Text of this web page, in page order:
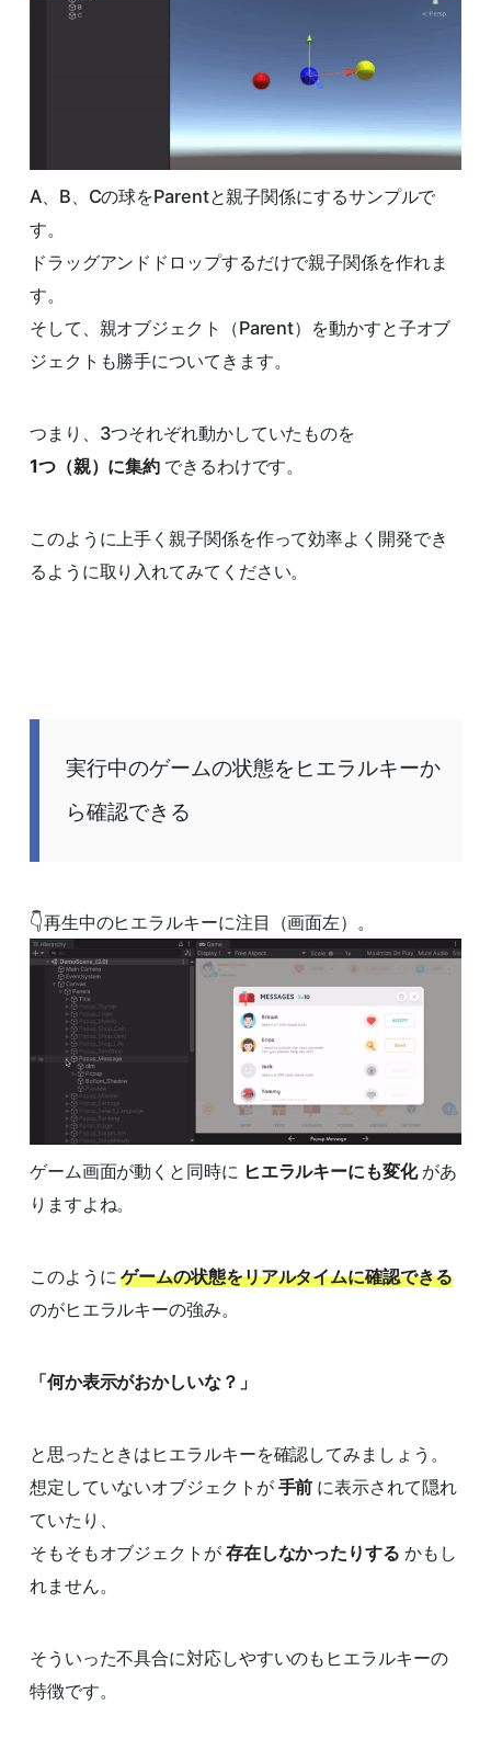
A、B、Cの球をParentと親子関係にするサンプルで
す。
ドラッグアンドドロップするだけで親子関係を作れま
す。
そして、親オブジェクト（Parent）を動かすと子オブ
ジェクトも勝手についてきます。
つまり、3つそれぞれ動かしていたものを
1つ（親）に集約 できるわけです。
このように上手く親子関係を作って効率よく開発でき
るように取り入れてみてください。
実行中のゲームの状態をヒエラルキーか
ら確認できる
👇再生中のヒエラルキーに注目（画面左）。
ゲーム画面が動くと同時に ヒエラルキーにも変化があ
りますよね。
このようにゲームの状態をリアルタイムに確認できる
のがヒエラルキーの強み。
「何か表示がおかしいな？」
と思ったときはヒエラルキーを確認してみましょう。
想定していないオブジェクトが 手前 に表示されて隠れ
ていたり、
そもそもオブジェクトが 存在しなかったりする かもし
れません。
そういった不具合に対応しやすいのもヒエラルキーの
特徴です。